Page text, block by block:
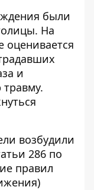
были
На
оценивается
и
возбудили
286 по
правил